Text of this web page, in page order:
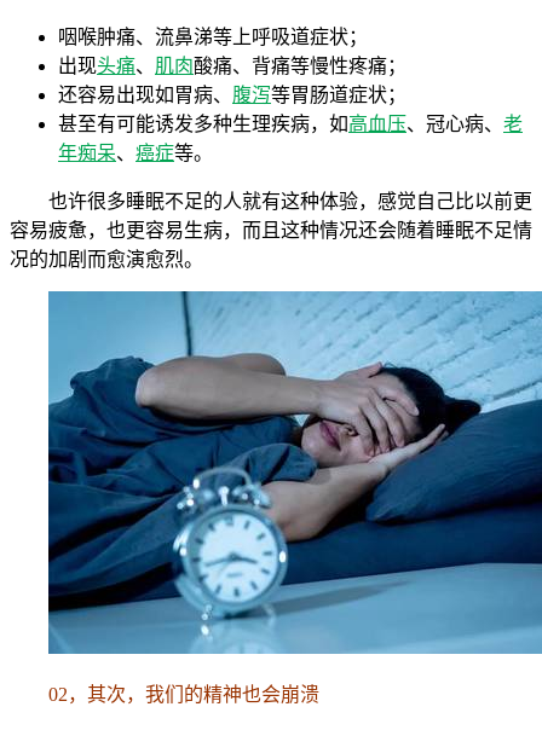
咽喉肿痛、流鼻涕等上呼吸道症状；
出现头痛、 肌肉酸痛、背痛等慢性疼痛；
还容易出现如胃病、 腹泻等胃肠道症状；
甚至有可能诱发多种生理疾病，如高血压、冠心病、 老
年痴呆、 癌症等。
也许很多睡眠不足的人就有这种体验，感觉自己比以前更
容易疲惫，也更容易生病，而且这种情况还会随着睡眠不足情
况的加剧而愈演愈烈。
02，其次，我们的精神也会崩溃